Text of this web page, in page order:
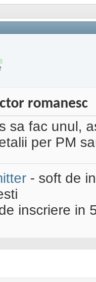
romanesc
sa fac unul,
per PM
- soft de
inscriere in